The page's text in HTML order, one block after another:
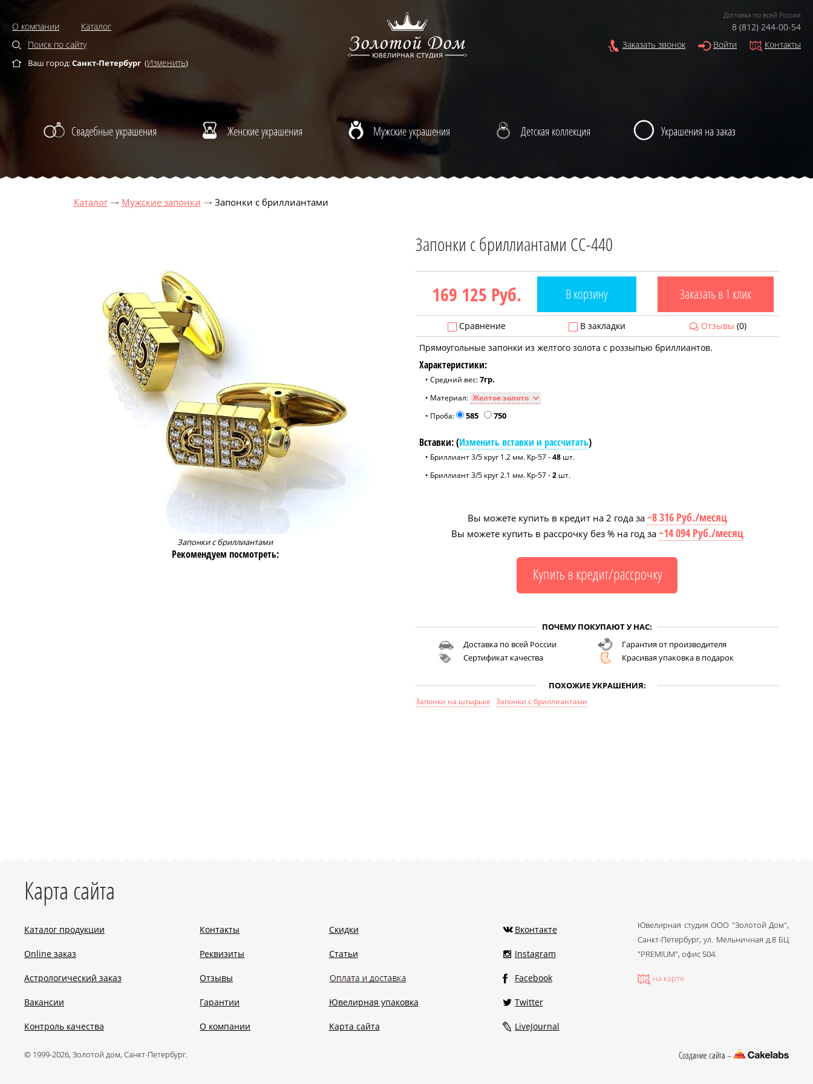
О компании
Каталог
Поиск по сайту
Ваш город:Санкт-Петербург (Изменить)
Доставка по всей России
8 (812) 244-00-54
Заказать звонок
Войти Контакты
Свадебные украшения Женские украшения Мужские украшения Детская коллекция Украшения на заказ
Каталог Мужские запонки Запонки с бриллиантами
Запонки с бриллиантами
Рекомендуем посмотреть:
Запонки с бриллиантами CC-440
169 125 Руб. В корзину Заказать в 1 клик
Сравнение В закладки Отзывы (0)
Прямоугольные запонки из желтого золота с роззыпью бриллиантов.
Характеристики:
• Средний вес:7гр.
• Материал:
• Проба:
585 750
Вставки: (Изменить вставки и рассчитать)
• Бриллиант 3/5 круг 1.2 мм. Кр-57 -48 шт.
• Бриллиант 3/5 круг 2.1 мм. Кр-57 -2 шт.
Вы можете купить в кредит на 2 года за ~8 316 Руб./месяц
Вы можете купить в рассрочку без % на год за ~14 094 Руб./месяц
ПОЧЕМУ ПОКУПАЮТ У НАС:
Доставка по всей России
Гарантия от производителя
Сертификат качества
Красивая упаковка в подарок
ПОХОЖИЕ УКРАШЕНИЯ:
Запонки на штырьке Запонки с бриллиантами
Карта сайта
Каталог продукции
Online заказ
Астрологический заказ
Вакансии
Контроль качества
Контакты
Реквизиты
Отзывы
Гарантии
О компании
Скидки
Статьи
Ювелирная упаковка
Карта сайта
Вконтакте
Instagram
Facebook
Twitter
LiveJournal
Ювелирная студия ООО "Золотой Дом",
Санкт-Петербург, ул. Мельничная д.8 БЦ
"PREMIUM", офис 504.
на карте
© 1999-2026, Золотой дом, Санкт-Петербург.
Создание сайта –